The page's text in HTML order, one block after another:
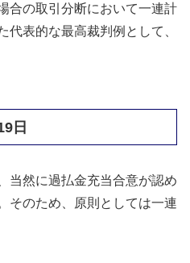
合の取引分断において一連計
代表的な最高裁判例として、
日
当然に過払金充当合意が認め
そのため、原則としては一連